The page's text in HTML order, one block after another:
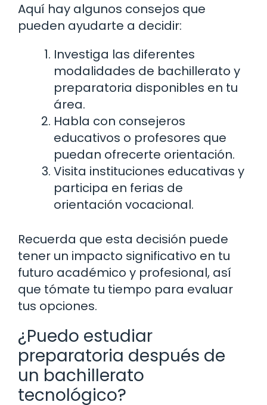
Aquí hay algunos consejos que
pueden ayudarte a decidir:
Investiga las diferentes
modalidades de bachillerato y
preparatoria disponibles en tu
área.
Habla con consejeros
educativos o profesores que
puedan ofrecerte orientación.
Visita instituciones educativas y
participa en ferias de
orientación vocacional.
Recuerda que esta decisión puede
tener un impacto significativo en tu
futuro académico y profesional, así
que tómate tu tiempo para evaluar
tus opciones.
¿Puedo estudiar
preparatoria después de
un bachillerato
tecnológico?